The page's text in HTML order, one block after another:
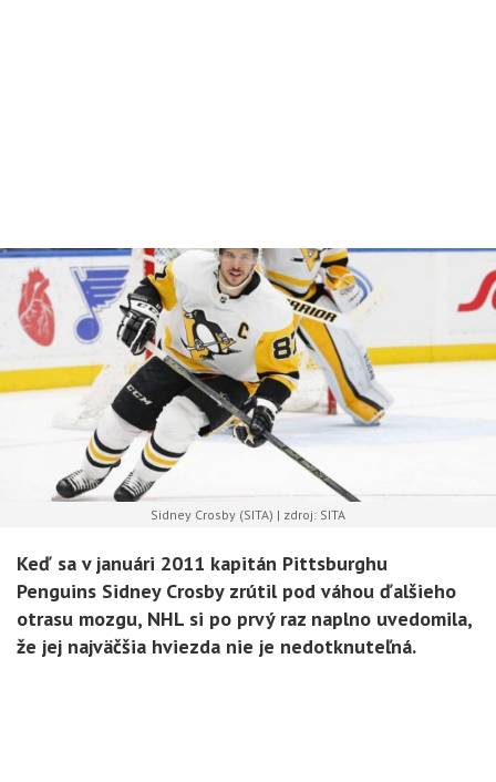
Sidney Crosby (SITA) | zdroj: SITA
Keď sa v januári 2011 kapitán Pittsburghu
Penguins Sidney Crosby zrútil pod váhou ďalšieho
otrasu mozgu, NHL si po prvý raz naplno uvedomila,
že jej najväčšia hviezda nie je nedotknuteľná.